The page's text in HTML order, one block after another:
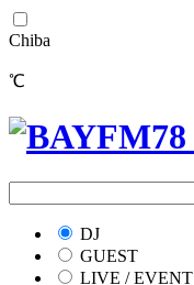
Chiba
℃
DJ
GUEST
LIVE / EVENT